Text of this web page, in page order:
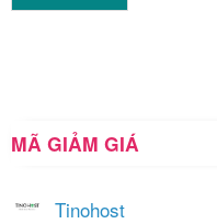
MÃ GIẢM GIÁ
Tinohost